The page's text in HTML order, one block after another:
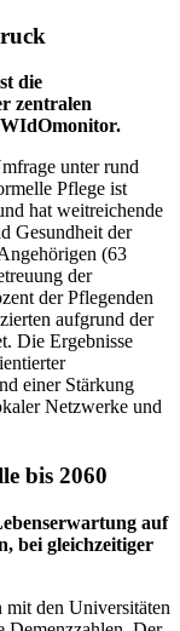
die
zentralen
unter rund
Pflege ist
hat weitreichende
Gesundheit der
(63
der
der Pflegenden
aufgrund der
Die Ergebnisse
einer Stärkung
Netzwerke und
bis 2060
auf
bei gleichzeitiger
den Universitäten